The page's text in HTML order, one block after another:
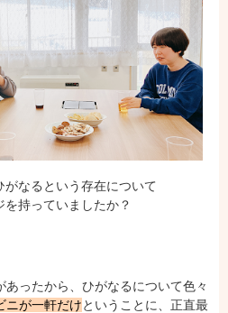
なるという存在について
持っていましたか？
ったから、ひがなるについて色々
ニが一軒だけということに、正直最